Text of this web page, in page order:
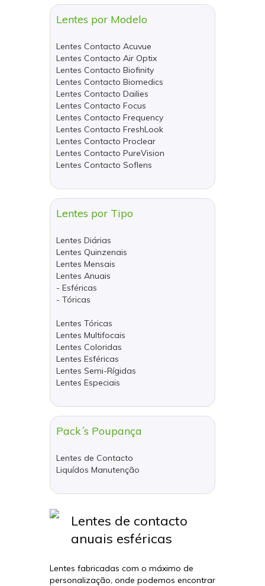
Lentes por Modelo
Lentes Contacto Acuvue
Lentes Contacto Air Optix
Lentes Contacto Biofinity
Lentes Contacto Biomedics
Lentes Contacto Dailies
Lentes Contacto Focus
Lentes Contacto Frequency
Lentes Contacto FreshLook
Lentes Contacto Proclear
Lentes Contacto PureVision
Lentes Contacto Soflens
Lentes por Tipo
Lentes Diárias
Lentes Quinzenais
Lentes Mensais
Lentes Anuais
- Esféricas
- Tóricas
Lentes Tóricas
Lentes Multifocais
Lentes Coloridas
Lentes Esféricas
Lentes Semi-Rígidas
Lentes Especiais
Pack´s Poupança
Lentes de Contacto
Liquídos Manutenção
Lentes de contacto
anuais esféricas
Lentes fabricadas com o máximo de
personalização, onde podemos encontrar